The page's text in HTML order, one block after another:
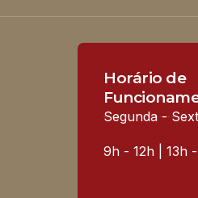
Horário de
Segunda -
9h - 12h | 13h